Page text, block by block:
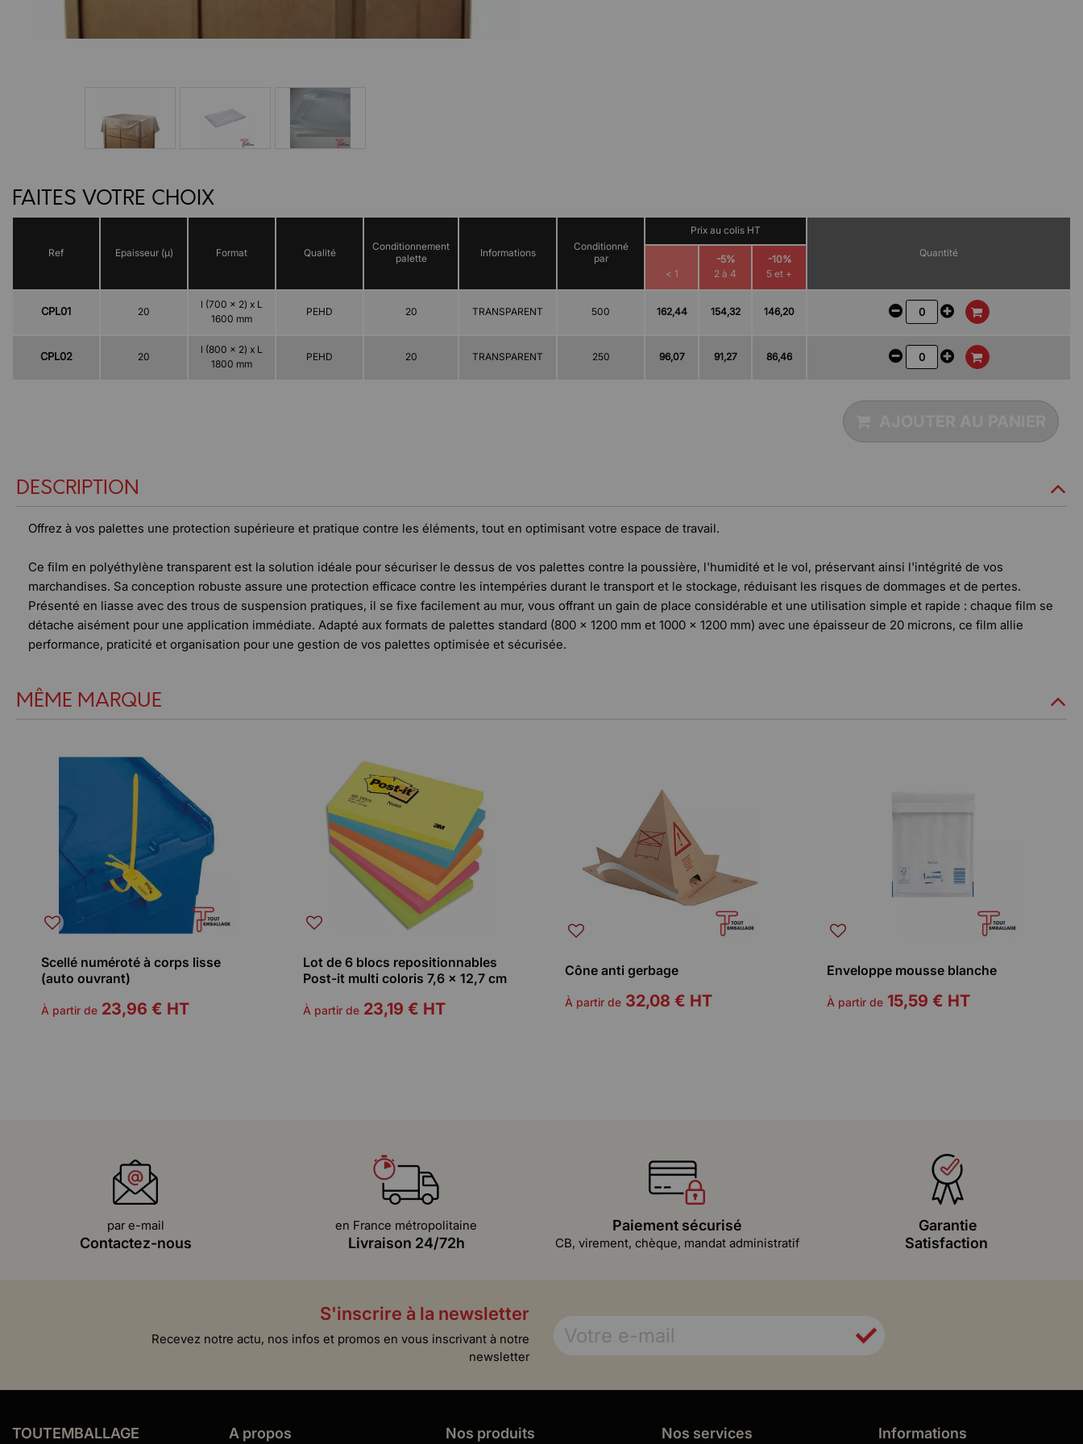
FAITES VOTRE CHOIX
Ref Epaisseur (µ) Format Qualité
Conditionnement
palette
Informations
Conditionné
par
Prix au colis HT
Quantité
< 1
-5%
2 à 4
-10%
5 et +
CPL01 20
l (700 x 2) x L
1600 mm
PEHD 20 TRANSPARENT 500 162,44 154,32 146,20
CPL02 20
l (800 x 2) x L
1800 mm
PEHD 20 TRANSPARENT 250 96,07 91,27 86,46
DESCRIPTION
Offrez à vos palettes une protection supérieure et pratique contre les éléments, tout en optimisant votre espace de travail.
Ce film en polyéthylène transparent est la solution idéale pour sécuriser le dessus de vos palettes contre la poussière, l'humidité et le vol, préservant ainsi l'intégrité de vos
marchandises. Sa conception robuste assure une protection efficace contre les intempéries durant le transport et le stockage, réduisant les risques de dommages et de pertes.
Présenté en liasse avec des trous de suspension pratiques, il se fixe facilement au mur, vous offrant un gain de place considérable et une utilisation simple et rapide : chaque film se
détache aisément pour une application immédiate. Adapté aux formats de palettes standard (800 x 1200 mm et 1000 x 1200 mm) avec une épaisseur de 20 microns, ce film allie
performance, praticité et organisation pour une gestion de vos palettes optimisée et sécurisée.
MÊME MARQUE
Scellé numéroté à corps lisse
(auto ouvrant)
À partir de 23,96 € HT
Lot de 6 blocs repositionnables
Post-it multi coloris 7,6 x 12,7 cm
À partir de 23,19 € HT
Cône anti gerbage
À partir de 32,08 € HT
Enveloppe mousse blanche
À partir de 15,59 € HT
par e-mail
Contactez-nous
en France métropolitaine
Livraison 24/72h
Paiement sécurisé
CB, virement, chèque, mandat administratif
Garantie
Satisfaction
S'inscrire à la newsletter
Recevez notre actu, nos infos et promos en vous inscrivant à notre
newsletter
TOUTEMBALLAGE A propos Nos produits Nos services Informations